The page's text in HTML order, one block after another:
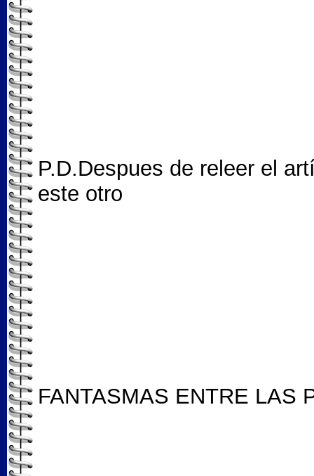
P.D.Despues de releer el
este otro
FANTASMAS ENTRE LAS